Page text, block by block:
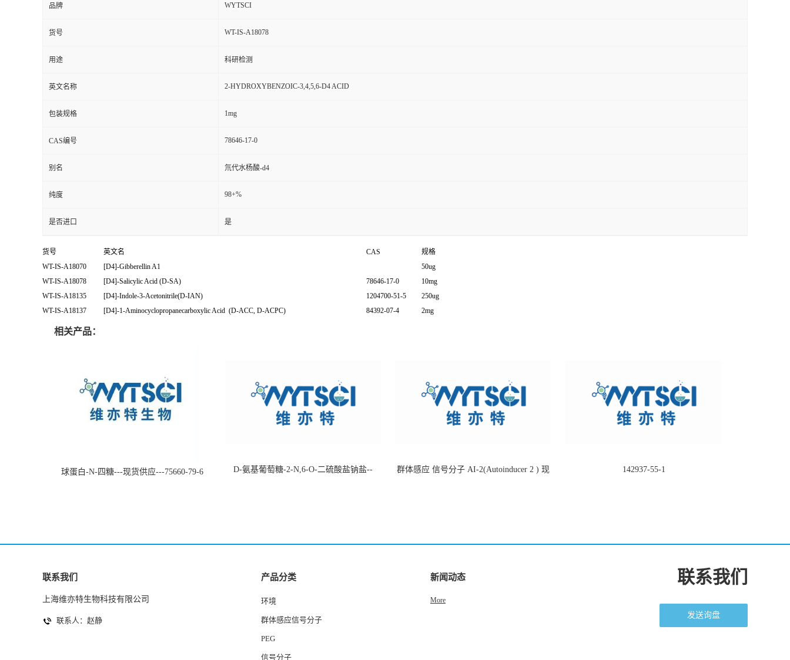
品牌 WYTSCI
货号 WT-IS-A18078
用途 科研检测
英文名称 2-HYDROXYBENZOIC-3,4,5,6-D4 ACID
包装规格 1mg
CAS编号 78646-17-0
别名 氘代水杨酸-d4
纯度 98+%
是否进口 是
货号 英文名 CAS
规格
WT-IS-A18070
[D4]-Gibberellin A1
50ug
WT-IS-A18078
[D4]-Salicylic Acid (D-SA) 78646-17-0
10mg
WT-IS-A18135
[D4]-Indole-3-Acetonitrile(D-IAN) 1204700-51-5
250ug
WT-IS-A18137
[D4]-1-Aminocyclopropanecarboxylic Acid (D-ACC, D-ACPC) 84392-07-4 2mg
相关产品：
球蛋白-N-四糖---现货供应---75660-79-6
D-氨基葡萄糖-2-N,6-O-二硫酸盐钠盐--
群体感应 信号分子 AI-2(Autoinducer 2 ) 现
142937-55-1
联系我们
上海维亦特生物科技有限公司
联系人：赵静
产品分类
环境
群体感应信号分子
PEG
信号分子
新闻动态
More
联系我们
发送询盘